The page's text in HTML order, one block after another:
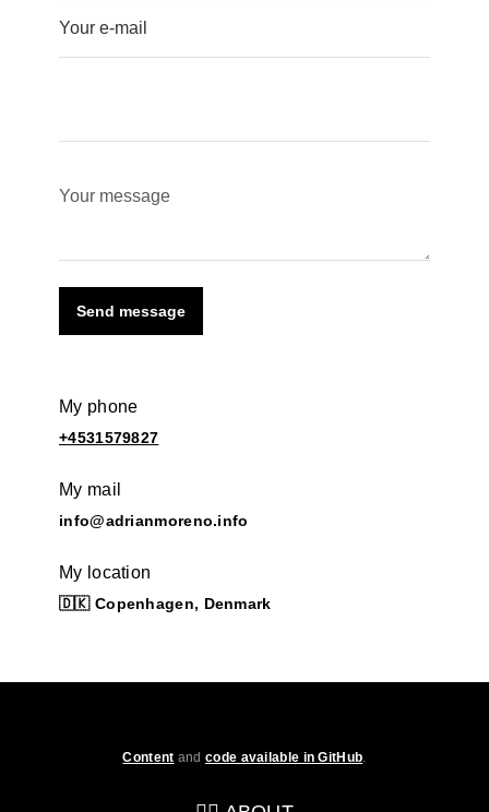
Send message
My phone
+4531579827
My mail
info@adrianmoreno.info
My location
🇩🇰 Copenhagen, Denmark
Content andcode available in GitHub.